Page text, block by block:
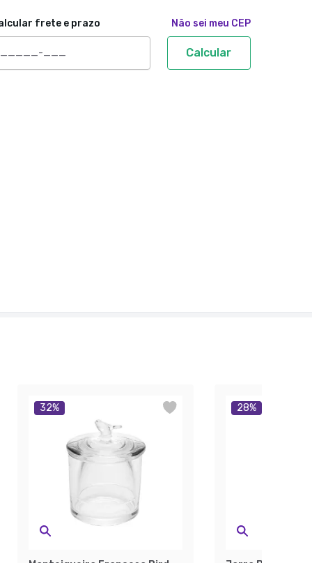
frete e prazo Não sei meu CEP
Calcular
32% 28%